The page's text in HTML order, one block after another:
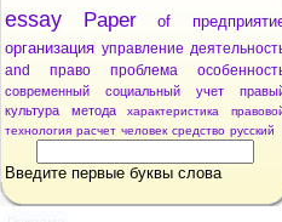
essay
Paper of
организация управление
and
право проблема
современный социальный учет
культура
метода характеристика
технология расчет человек средство русский
Введите первые буквы слова